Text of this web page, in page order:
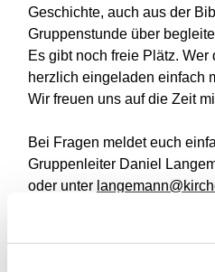
Geschichte, auch aus der
Gruppenstunde über
Es gibt noch freie Plätz.
herzlich eingeladen einfach
Wir freuen uns auf die Zeit
Bei Fragen meldet euch
Gruppenleiter Daniel
oder unter